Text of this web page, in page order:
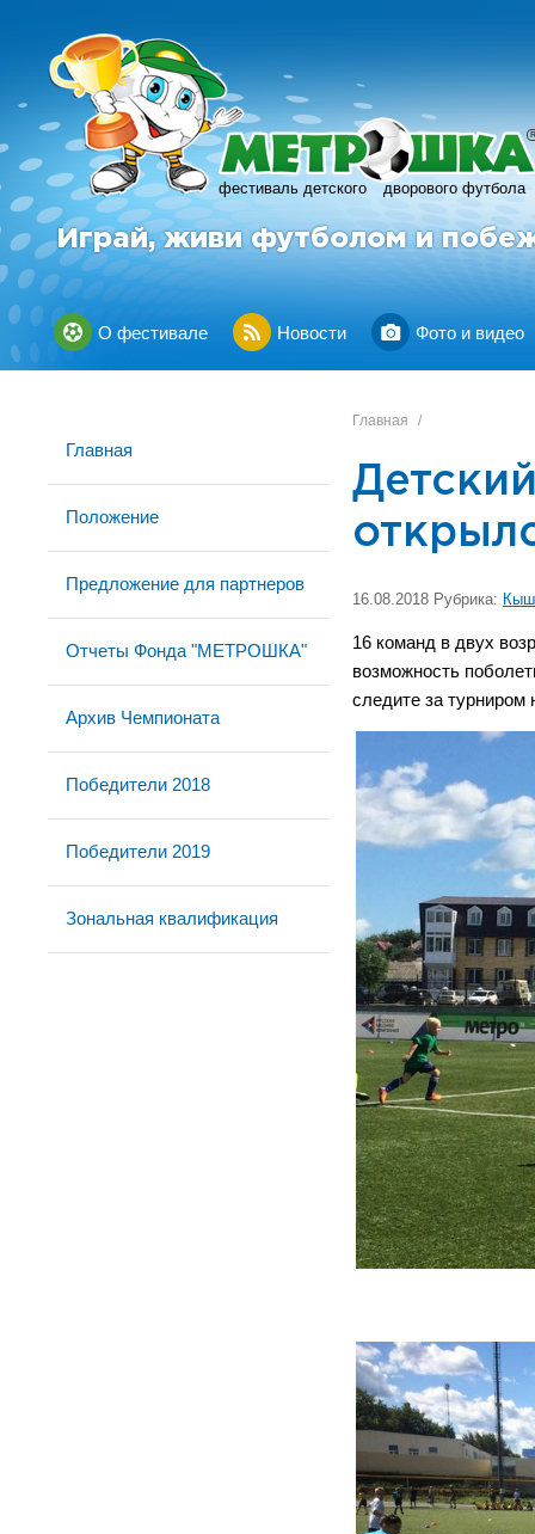
фестиваль детского дворового футбола
R
Играй, живи футболом и
О фестивале Новости Фото и видео
Главная
Положение
Предложение для партнеров
Отчеты Фонда "МЕТРОШКА"
Архив Чемпионата
Победители 2018
Победители 2019
Зональная квалификация
Главная /
16.08.2018 Рубрика:
16 команд в двух
возможность
следите за турниром